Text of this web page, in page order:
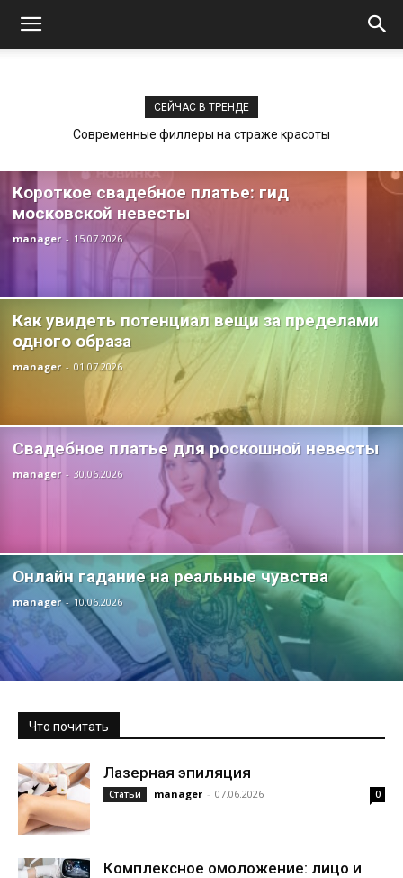
СЕЙЧАС В ТРЕНДЕ
Современные филлеры на страже красоты
Короткое свадебное платье: гид
московской невесты
manager - 15.07.2026
Как увидеть потенциал вещи за пределами
одного образа
manager - 01.07.2026
Свадебное платье для роскошной невесты
manager - 30.06.2026
Онлайн гадание на реальные чувства
manager - 10.06.2026
Что почитать
Лазерная эпиляция
Статьи manager - 07.06.2026 0
Комплексное омоложение: лицо и